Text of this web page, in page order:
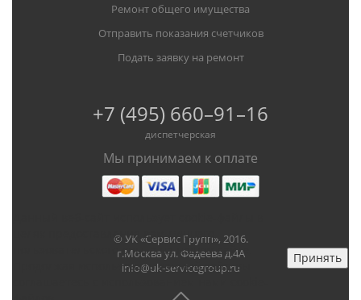
Ремонт общего имущества
Отправить показания счетчиков
Подать заявку на ремонт
+7 (495) 660–91–16
диспетчерская
Мы принимаем к оплате
© УК «Сервис Групп», 2016.
г.Москва ул. Фадеева д.4А
info@uk-servicegroup.ru
целях предоставления вам лучшего
пользовательского опыта на нашем сайте.
Продолжая использовать данный сайт, вы
Принять